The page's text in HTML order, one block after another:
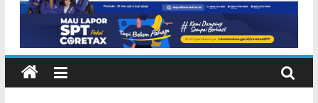
Lembeng Gianyar